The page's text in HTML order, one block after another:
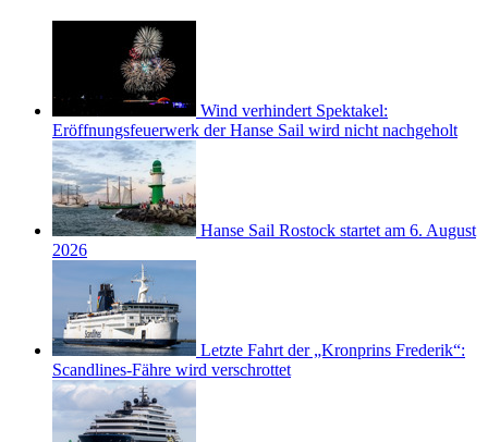
Wind verhindert Spektakel:
Eröffnungsfeuerwerk der Hanse Sail wird nicht nachgeholt
Hanse Sail Rostock startet am 6. August
2026
Letzte Fahrt der „Kronprins Frederik“:
Scandlines-Fähre wird verschrottet